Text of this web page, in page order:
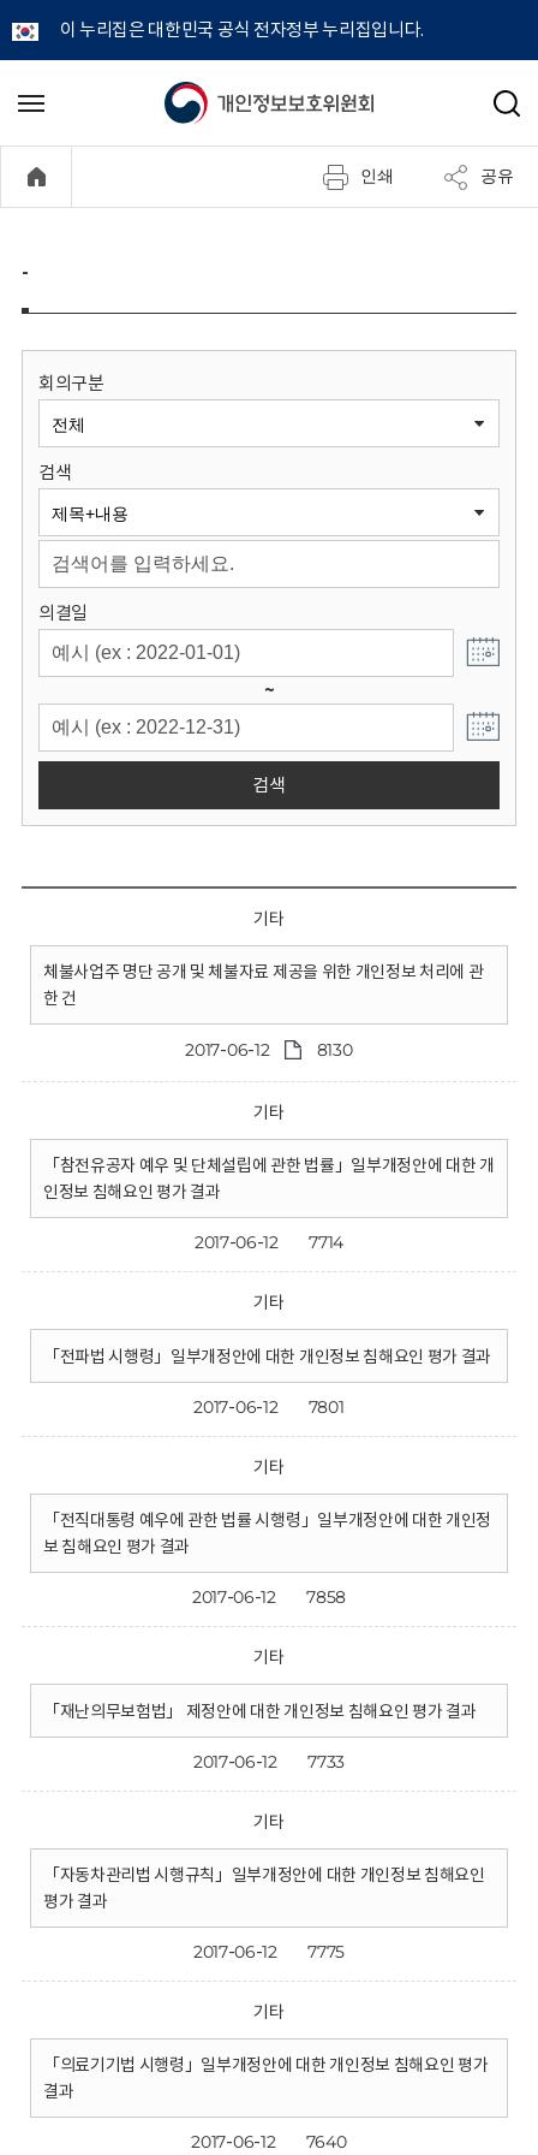
이 누리집은 대한민국 공식 전자정부 누리집입니다.
개
정
보
원
회
메
기
검
인쇄 공유
-
회의구분
검색
의결일
~
검색
기타
체불사업주 명단 공개 및 체불자료 제공을 위한 개인정보 처리에 관
한 건
2017-06-12 8130
기타
「참전유공자 예우 및 단체설립에 관한 법률」일부개정안에 대한 개
인정보 침해요인 평가 결과
2017-06-12 7714
기타
「전파법 시행령」일부개정안에 대한 개인정보 침해요인 평가 결과
2017-06-12 7801
기타
「전직대통령 예우에 관한 법률 시행령」일부개정안에 대한 개인정
보 침해요인 평가 결과
2017-06-12 7858
기타
「재난의무보험법」 제정안에 대한 개인정보 침해요인 평가 결과
2017-06-12 7733
기타
「자동차관리법 시행규칙」일부개정안에 대한 개인정보 침해요인
평가 결과
2017-06-12 7775
기타
「의료기기법 시행령」일부개정안에 대한 개인정보 침해요인 평가
결과
2017-06-12 7640